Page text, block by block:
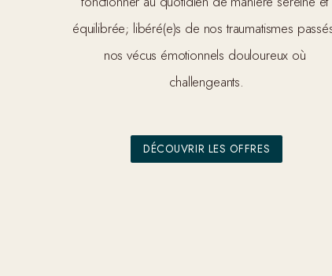
équilibrée; libéré(e)s de nos traumatismes
nos vécus émotionnels douloureux où
challengeants.
DÉCOUVRIR LES OFFRES